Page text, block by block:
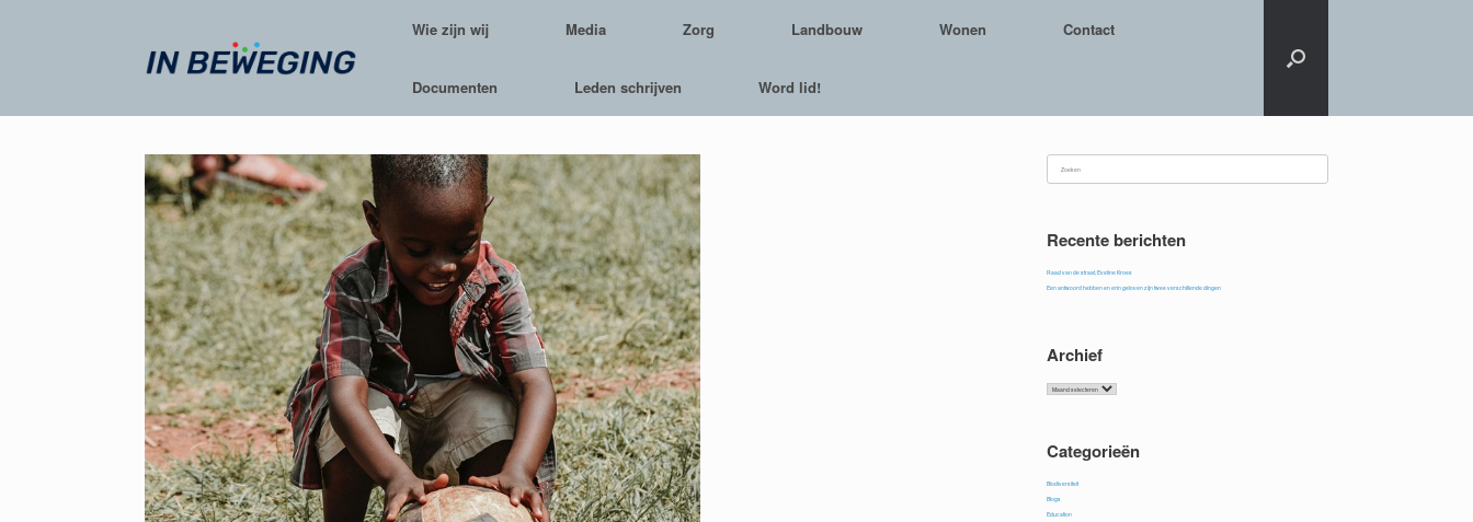
Wie zijn wij Media Zorg Landbouw Wonen Contact
Documenten Leden schrijven Word lid!
Zoeken
Recente berichten
Raad van de straat, Eveline Kroes
Een antwoord hebben en erin geloven zijn twee verschillende dingen
Archief
Categorieën
Biodiversiteit
Blogs
Education